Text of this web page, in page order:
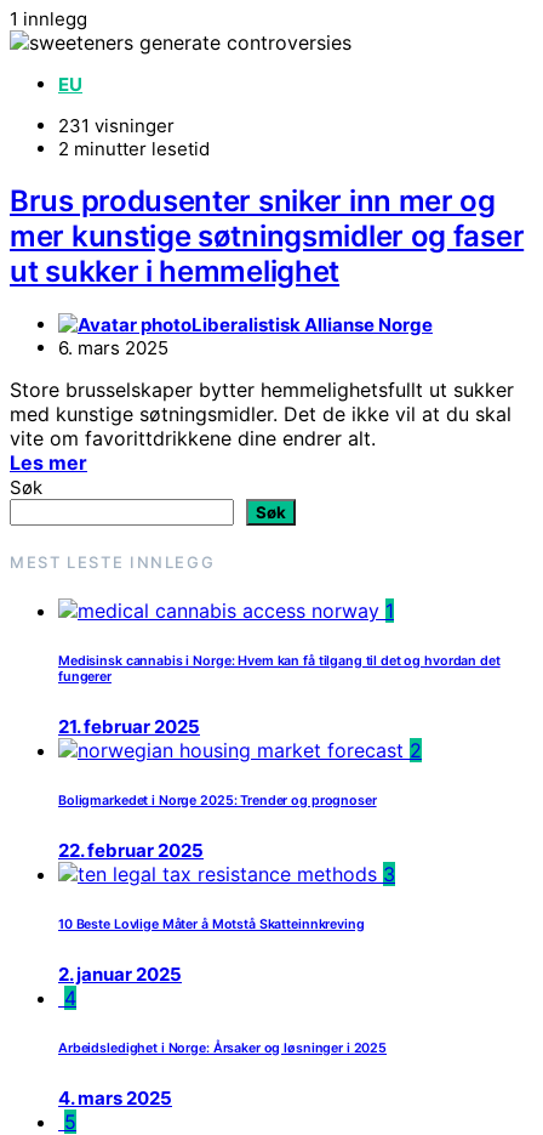
1 innlegg
EU
231 visninger
2 minutter lesetid
Brus produsenter sniker inn mer og
mer kunstige søtningsmidler og faser
ut sukker i hemmelighet
Liberalistisk Allianse Norge
6. mars 2025
Store brusselskaper bytter hemmelighetsfullt ut sukker
med kunstige søtningsmidler. Det de ikke vil at du skal
vite om favorittdrikkene dine endrer alt.
Les mer
Søk
Søk
MEST LESTE INNLEGG
1
Medisinsk cannabis i Norge: Hvem kan få tilgang til det og hvordan det
fungerer
21. februar 2025
2
Boligmarkedet i Norge 2025: Trender og prognoser
22. februar 2025
3
10 Beste Lovlige Måter å Motstå Skatteinnkreving
2. januar 2025
4
Arbeidsledighet i Norge: Årsaker og løsninger i 2025
4. mars 2025
5